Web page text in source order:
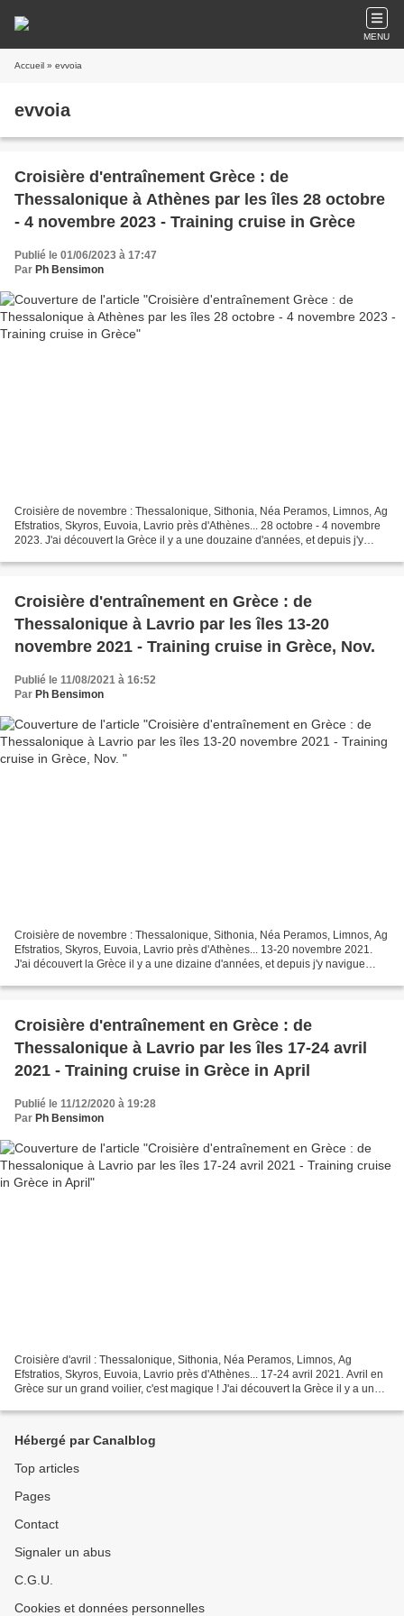
MENU
Accueil » evvoia
evvoia
Croisière d'entraînement Grèce : de
Thessalonique à Athènes par les îles 28 octobre
- 4 novembre 2023 - Training cruise in Grèce
Publié le 01/06/2023 à 17:47
Par Ph Bensimon
Croisière de novembre : Thessalonique, Sithonia, Néa Peramos, Limnos, Ag
Efstratios, Skyros, Euvoia, Lavrio près d'Athènes... 28 octobre - 4 novembre
2023. J'ai découvert la Grèce il y a une douzaine d'années, et depuis j'y
Croisière d'entraînement en Grèce : de
Thessalonique à Lavrio par les îles 13-20
novembre 2021 - Training cruise in Grèce, Nov.
Publié le 11/08/2021 à 16:52
Par Ph Bensimon
Croisière de novembre : Thessalonique, Sithonia, Néa Peramos, Limnos, Ag
Efstratios, Skyros, Euvoia, Lavrio près d'Athènes... 13-20 novembre 2021.
J'ai découvert la Grèce il y a une dizaine d'années, et depuis j'y navigue
Croisière d'entraînement en Grèce : de
Thessalonique à Lavrio par les îles 17-24 avril
2021 - Training cruise in Grèce in April
Publié le 11/12/2020 à 19:28
Par Ph Bensimon
Croisière d'avril : Thessalonique, Sithonia, Néa Peramos, Limnos, Ag
Efstratios, Skyros, Euvoia, Lavrio près d'Athènes... 17-24 avril 2021. Avril en
Grèce sur un grand voilier, c'est magique ! J'ai découvert la Grèce il y a une
Hébergé par Canalblog
Top articles
Pages
Contact
Signaler un abus
C.G.U.
Cookies et données personnelles